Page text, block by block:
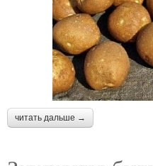
читать дальше →